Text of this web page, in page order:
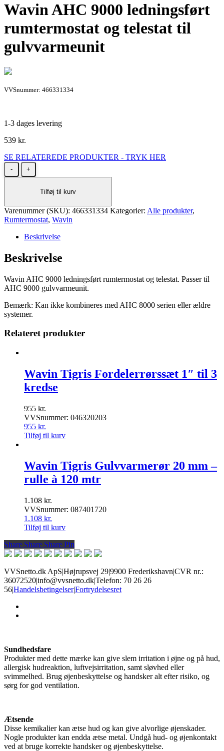
Wavin AHC 9000 ledningsført
rumtermostat og telestat til
gulvvarmeunit
VVSnummer: 466331334
1-3 dages levering
539 kr.
SE RELATEREDE PRODUKTER - TRYK HER
Wavin
AHC
ledningsført
og
telestat
gulvvarmeunit
Tilføj til kurv
Varenummer (SKU): 466331334 Kategorier: Alle produkter,
Rumtermostat, Wavin
Beskrivelse
Beskrivelse
Wavin AHC 9000 ledningsført rumtermostat og telestat. Passer til
AHC 9000 gulvvarmeunit.
Bemærk: Kan ikke kombineres med AHC 8000 serien eller ældre
systemer.
Relateret produkter
Wavin Tigris Fordelerrørssæt 1″ til 3
kredse
955 kr.
VVSnummer: 046320203
955 kr.
Tilføj til kurv
Wavin Tigris Gulvvarmerør 20 mm –
rulle à 120 mtr
1.108 kr.
VVSnummer: 087401720
1.108 kr.
Tilføj til kurv
Share
Share Share Share Pin
VVSnetto.dk ApS|Højrupsvej 29|9900 Frederikshavn|CVR nr.:
36072520|info@vvsnetto.dk|Telefon: 70 26 26
56|Handelsbetingelser|Fortrydelsesret
Sundhedsfare
Produkter med dette mærke kan give slem irritation i øjne og på hud,
allergisk hudreaktion, luftvejsirritation, samt sløvhed eller
svimmelhed. Brug øjenbeskyttelse og handsker alt efter risiko, og
sørg for god ventilation.
Ætsende
Disse kemikalier kan ætse hud og kan give alvorlige øjenskader.
Nogle produkter kan endda ætse metal. Undgå hud- og øjenkontakt
ved at bruge korrekte handsker og øjenbeskyttelse.